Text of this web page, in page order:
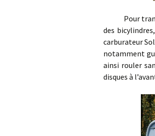
Pour
des
carburateur
notamment
ainsi rouler
disques à